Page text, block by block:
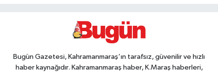
Bugün Gazetesi, Kahramanmaraş’ın tarafsız, güvenilir ve hızlı
haber kaynağıdır. Kahramanmaraş haber, K.Maraş haberleri,